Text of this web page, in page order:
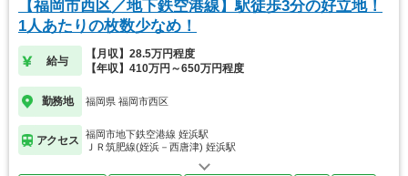
【福岡市西区／地下鉄空港線】駅徒歩3分の好立地！
1人あたりの枚数少なめ！
給与
【月収】28.5万円程度
【年収】410万円～650万円程度
勤務地 福岡県 福岡市西区
アクセス
福岡市地下鉄空港線 姪浜駅
ＪＲ筑肥線(姪浜－西唐津) 姪浜駅